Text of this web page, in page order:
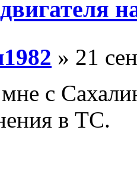
» 21
с
в ТС.